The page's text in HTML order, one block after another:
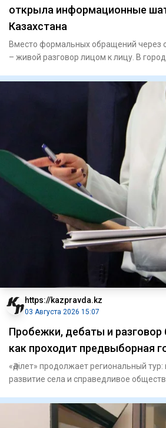
открыла информационные
Казахстана
Вместо формальных обращений через
– живой разговор лицом к лицу. В
https://kazpravda.kz
03 Августа 2026 15:07
Пробежки, дебаты и разговор
как проходит предвыборная
«Әділет» продолжает региональный
развитие села и справедливое